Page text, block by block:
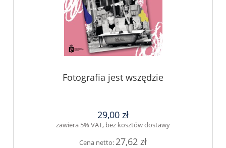
Fotografia jest wszędzie
29,00 zł
zawiera 5% VAT, bez kosztów dostawy
Cena netto: 27,62 zł